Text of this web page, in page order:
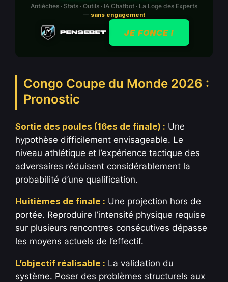
Antièches · Stats · Outils · IA Chatbot · La Loge des Experts
— sans engagement
JE FONCE !
Congo Coupe du Monde 2026 :
Pronostic
Sortie des poules (16es de finale) : Une
hypothèse difficilement envisageable. Le
niveau athlétique et l’expérience tactique des
adversaires réduisent considérablement la
probabilité d’une qualification.
Huitièmes de finale : Une projection hors de
portée. Reproduire l’intensité physique requise
sur plusieurs rencontres consécutives dépasse
les moyens actuels de l’effectif.
L’objectif réalisable : La validation du
système. Poser des problèmes structurels aux